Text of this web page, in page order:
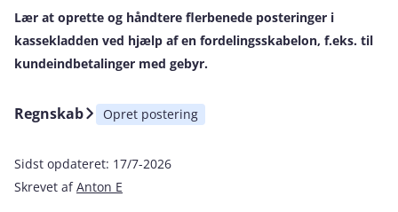
Lær at oprette og håndtere flerbenede posteringer i
kassekladden ved hjælp af en fordelingsskabelon, f.eks. til
kundeindbetalinger med gebyr.
Regnskab Opret postering
Sidst opdateret: 17/7-2026
Skrevet afAnton E